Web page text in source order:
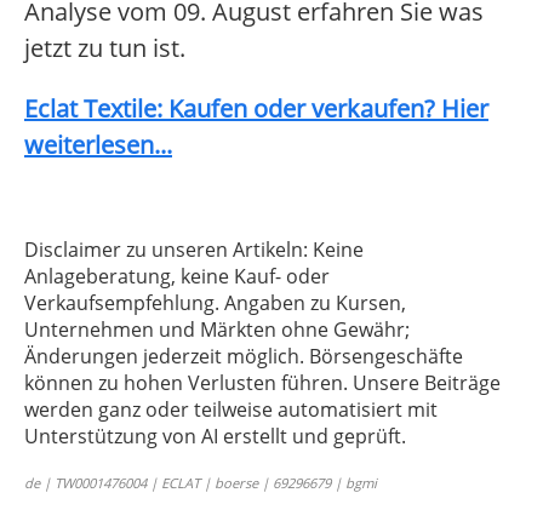
Analyse vom 09. August erfahren Sie was
jetzt zu tun ist.
Eclat Textile: Kaufen oder verkaufen? Hier
weiterlesen...
Disclaimer zu unseren Artikeln: Keine
Anlageberatung, keine Kauf- oder
Verkaufsempfehlung. Angaben zu Kursen,
Unternehmen und Märkten ohne Gewähr;
Änderungen jederzeit möglich. Börsengeschäfte
können zu hohen Verlusten führen. Unsere Beiträge
werden ganz oder teilweise automatisiert mit
Unterstützung von AI erstellt und geprüft.
de | TW0001476004 | ECLAT | boerse | 69296679 | bgmi